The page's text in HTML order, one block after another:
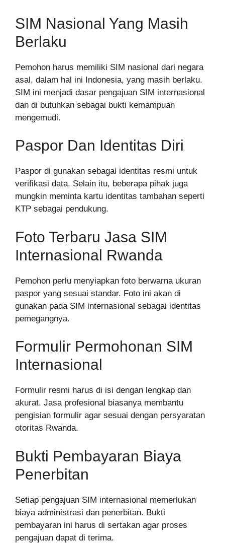
SIM Nasional Yang Masih
Berlaku
Pemohon harus memiliki SIM nasional dari negara
asal, dalam hal ini Indonesia, yang masih berlaku.
SIM ini menjadi dasar pengajuan SIM internasional
dan di butuhkan sebagai bukti kemampuan
mengemudi.
Paspor Dan Identitas Diri
Paspor di gunakan sebagai identitas resmi untuk
verifikasi data. Selain itu, beberapa pihak juga
mungkin meminta kartu identitas tambahan seperti
KTP sebagai pendukung.
Foto Terbaru Jasa SIM
Internasional Rwanda
Pemohon perlu menyiapkan foto berwarna ukuran
paspor yang sesuai standar. Foto ini akan di
gunakan pada SIM internasional sebagai identitas
pemegangnya.
Formulir Permohonan SIM
Internasional
Formulir resmi harus di isi dengan lengkap dan
akurat. Jasa profesional biasanya membantu
pengisian formulir agar sesuai dengan persyaratan
otoritas Rwanda.
Bukti Pembayaran Biaya
Penerbitan
Setiap pengajuan SIM internasional memerlukan
biaya administrasi dan penerbitan. Bukti
pembayaran ini harus di sertakan agar proses
pengajuan dapat di terima.